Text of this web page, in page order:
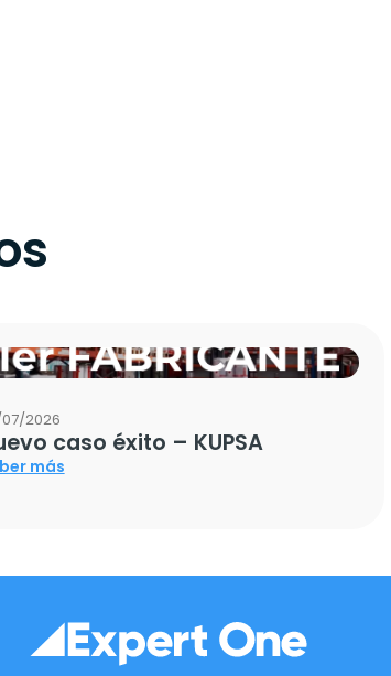
2026
caso éxito – KUPSA
más